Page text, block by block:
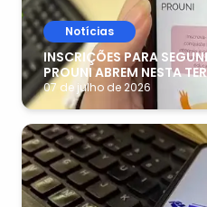
Notícias
INSCRIÇÕES PARA
PROUNI ABREM NESTA
07 de julho de 2026